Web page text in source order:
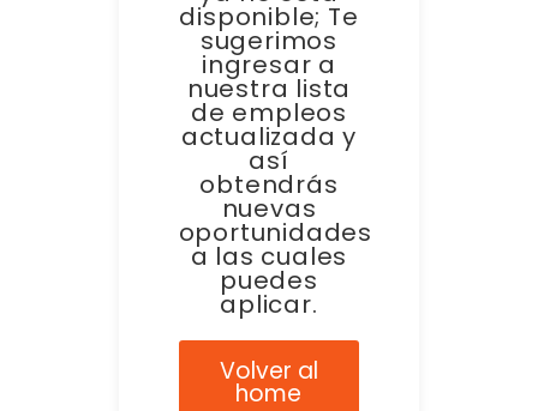
disponible; Te
sugerimos
ingresar a
nuestra lista
de empleos
actualizada y
así
obtendrás
nuevas
oportunidades
a las cuales
puedes
aplicar.
Volver al
home